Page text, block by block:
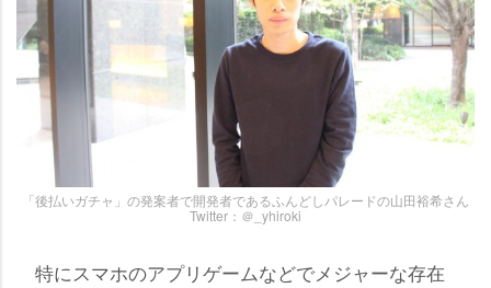
「後払いガチャ」の発案者で開発者であるふんどしパレードの山田裕希さん
Twitter：＠_yhiroki
特にスマホのアプリゲームなどでメジャーな存在